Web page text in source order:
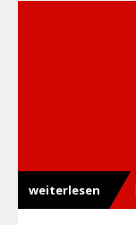
weiterlesen